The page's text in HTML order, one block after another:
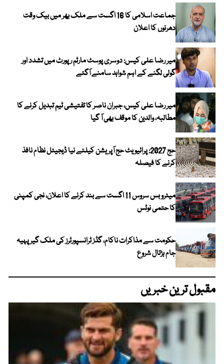
جماعت اسلامی کا 16 اگست سے ملک بھر میں بیک وقت
دھرنوں کا اعلان
میر رضا علی کیس: دوسری پوسٹ مارٹم رپورٹ میں تشدد اور
گولی لگنے کے اہم شواہد سامنے آگئے
میر رضا علی کیس، جبران ناصر کا تفتیشی ٹیم تبدیل کرنے کا
مطالبہ، والدین کا موقف بھی آ گیا
حج 2027: پرائیویٹ حج آپریشن کیلئے نیا ڈیجیٹل نظام نافذ
کرنے کا فیصلہ
میٹرو بس سروس 11 اگست سے بند کرنے کا اعلان، نجی کمپنی
کا حتمی نوٹس
حکومت سے مذاکرات ناکام، گڈز ٹرانسپورٹرز کی ملک گیر پہیہ
جام ہڑتال شروع
مقبول ترین خبریں